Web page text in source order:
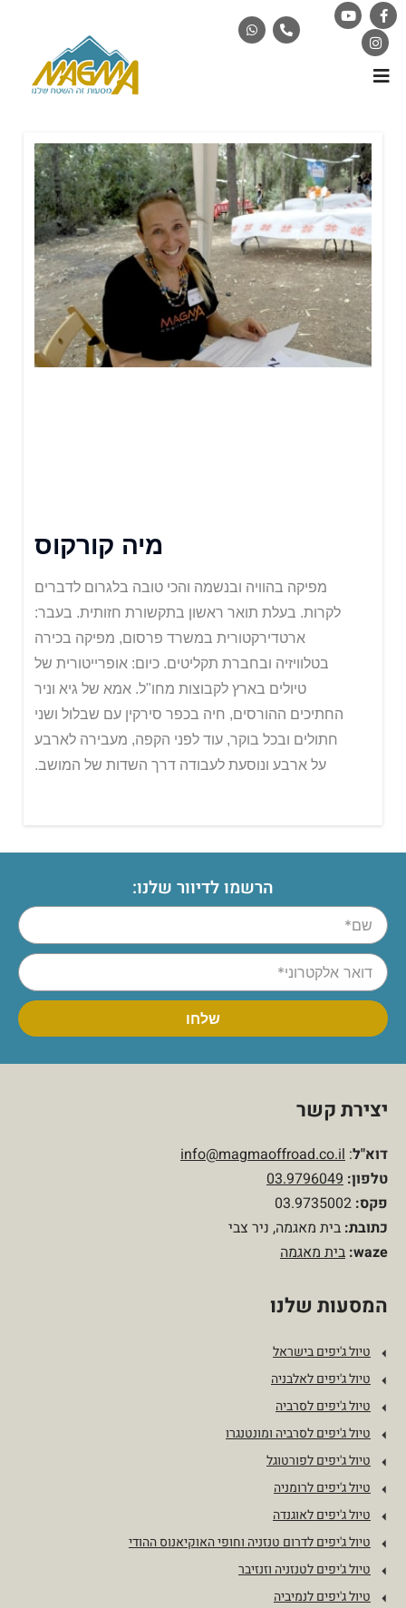
מיה קורקוס
מפיקה בהוויה ובנשמה והכי טובה בלגרום לדברים
לקרות. בעלת תואר ראשון בתקשורת חזותית. בעבר:
ארטדירקטורית במשרד פרסום, מפיקה בכירה
בטלוויזיה ובחברת תקליטים. כיום: אופרייטורית של
טיולים בארץ לקבוצות מחו"ל. אמא של גיא וניר
החתיכים ההורסים, חיה בכפר סירקין עם שבלול ושני
חתולים ובכל בוקר, עוד לפני הקפה, מעבירה לארבע
על ארבע ונוסעת לעבודה דרך השדות של המושב.
הרשמו לדיוור שלנו:
יצירת קשר
דוא"ל:
info@magmaoffroad.co.il
טלפון:
03.9796049
פקס:
כתובת: בית מאגמה, ניר צבי
waze: בית מאגמה
המסעות שלנו
טיול ג'יפים בישראל
טיול ג'יפים לאלבניה
טיול ג'יפים לסרביה
טיול ג'יפים לסרביה ומונטנגרו
טיול ג'יפים לפורטוגל
טיול ג'יפים לרומניה
טיול ג'יפים לאוגנדה
טיול ג'יפים לדרום טנזניה וחופי האוקיאנוס ההודי
טיול ג'יפים לטנזניה וזנזיבר
טיול ג'יפים לנמיביה